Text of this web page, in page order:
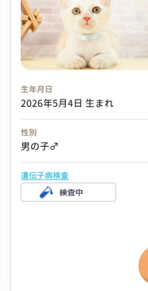
生年月日
2026年5月4日 生まれ
性別
男の子♂
遺伝子病検査